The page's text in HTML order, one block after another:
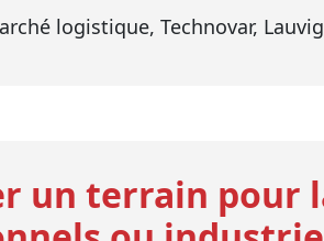
logistique, Technovar,
un terrain pour